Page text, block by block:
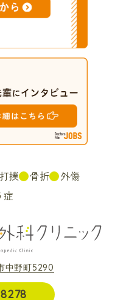
打撲 骨折
外傷
症
中野町5290